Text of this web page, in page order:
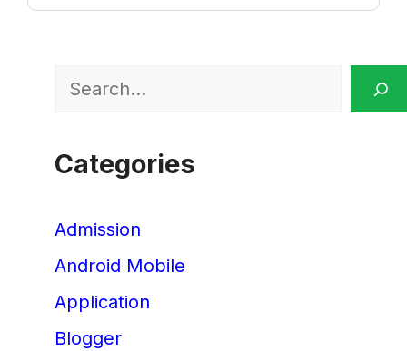
Search
Categories
Admission
Android Mobile
Application
Blogger